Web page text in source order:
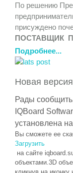
техническим
Приглашаем
на котором мы
системы и
- интерактивный
обучению,
- 4К панельElite
картинки и
качестве
вас
- напольная
По решению
присуждено
ПОСТАВЩИК
Лауреаты
Надежных
Успехи
внимательного
клиентов,
Нам можно
Подробнее...
Новая
Рады
IQBoard
установлена
Вы сможете ее
Загрузить
на сайте iqboard.
объектами.3D